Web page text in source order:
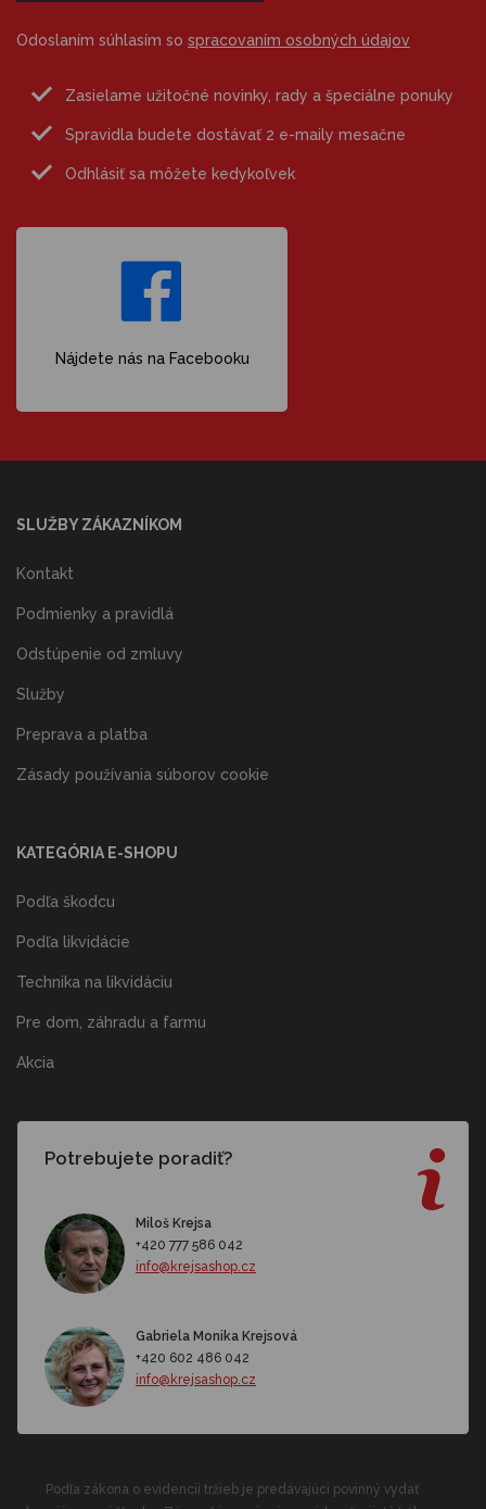
Odoslaním súhlasím so spracovaním osobných údajov
Zasielame užitočné novinky, rady a špeciálne ponuky
Spravidla budete dostávať 2 e-maily mesačne
Odhlásiť sa môžete kedykoľvek
Nájdete nás na Facebooku
SLUŽBY ZÁKAZNÍKOM
Kontakt
Podmienky a pravidlá
Odstúpenie od zmluvy
Služby
Preprava a platba
Zásady používania súborov cookie
KATEGÓRIA E-SHOPU
Podľa škodcu
Podľa likvidácie
Technika na likvidáciu
Pre dom, záhradu a farmu
Akcia
Potrebujete poradiť?
Miloš Krejsa
+420 777 586 042
info@krejsashop.cz
Gabriela Monika Krejsová
+420 602 486 042
info@krejsashop.cz
Podľa zákona o evidencii tržieb je predávajúci povinný vydať